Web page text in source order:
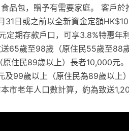
食品包，贈予有需要家庭。 客戶
31日或之前以全新資金定額
定期存款戶口，可享3.8%特惠年
65歲至98歲（原住民55歲至88
住民89歲以上）長者10,000元
及99歲以上（原住民為89歲以上
市老年人口數計算，約為致送